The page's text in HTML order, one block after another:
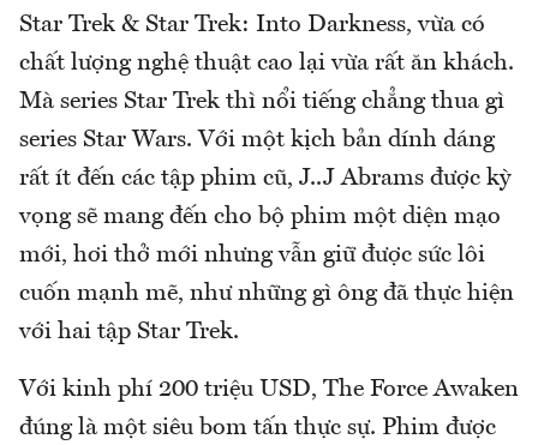
Star Trek & Star Trek: Into Darkness, vừa có
chất lượng nghệ thuật cao lại vừa rất ăn khách.
Mà series Star Trek thì nổi tiếng chẳng thua gì
series Star Wars. Với một kịch bản dính dáng
rất ít đến các tập phim cũ, J..J Abrams được kỳ
vọng sẽ mang đến cho bộ phim một diện mạo
mới, hơi thở mới nhưng vẫn giữ được sức lôi
cuốn mạnh mẽ, như những gì ông đã thực hiện
với hai tập Star Trek.
Với kinh phí 200 triệu USD, The Force Awaken
đúng là một siêu bom tấn thực sự. Phim được